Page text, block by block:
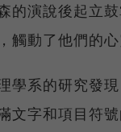
的演說後起立
觸動了他們的心
學系的研究發
文字和項目符